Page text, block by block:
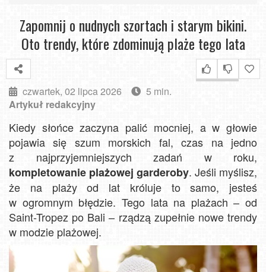
Zapomnij o nudnych szortach i starym bikini.
Oto trendy, które zdominują plaże tego lata
czwartek, 02 lipca 2026
5 min.
Artykuł redakcyjny
Kiedy słońce zaczyna palić mocniej, a w głowie
pojawia się szum morskich fal, czas na jedno
z najprzyjemniejszych zadań w roku,
kompletowanie plażowej garderoby. Jeśli myślisz,
że na plaży od lat króluje to samo, jesteś
w ogromnym błędzie. Tego lata na plażach – od
Saint-Tropez po Bali – rządzą zupełnie nowe trendy
w modzie plażowej.